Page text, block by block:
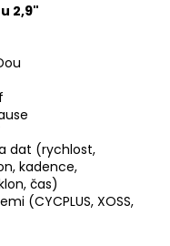
2,9"
dat (rychlost,
kadence,
čas)
(CYCPLUS, XOSS,